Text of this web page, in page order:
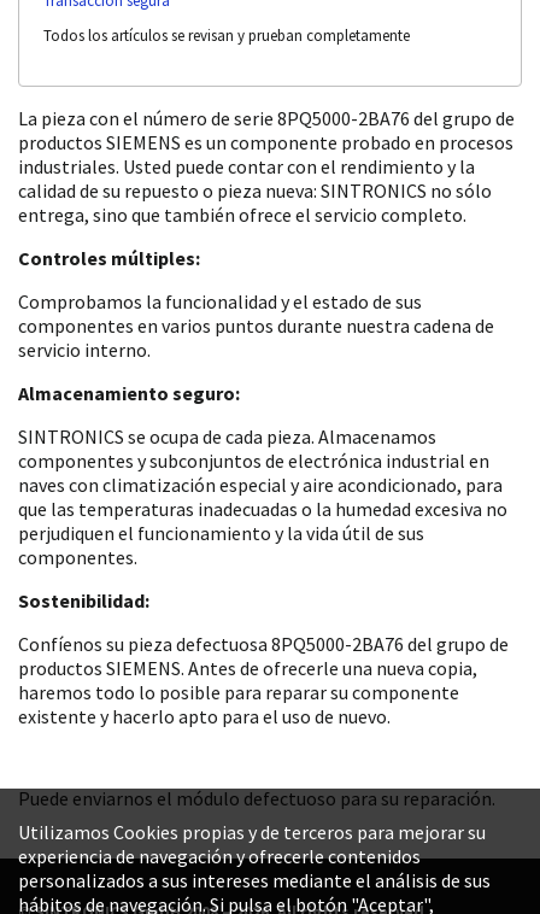
Todos los artículos se revisan y prueban completamente
La pieza con el número de serie 8PQ5000-2BA76 del grupo de
productos SIEMENS es un componente probado en procesos
industriales. Usted puede contar con el rendimiento y la
calidad de su repuesto o pieza nueva: SINTRONICS no sólo
entrega, sino que también ofrece el servicio completo.
Controles múltiples:
Comprobamos la funcionalidad y el estado de sus
componentes en varios puntos durante nuestra cadena de
servicio interno.
Almacenamiento seguro:
SINTRONICS se ocupa de cada pieza. Almacenamos
componentes y subconjuntos de electrónica industrial en
naves con climatización especial y aire acondicionado, para
que las temperaturas inadecuadas o la humedad excesiva no
perjudiquen el funcionamiento y la vida útil de sus
componentes.
Sostenibilidad:
Confíenos su pieza defectuosa 8PQ5000-2BA76 del grupo de
productos SIEMENS. Antes de ofrecerle una nueva copia,
haremos todo lo posible para reparar su componente
existente y hacerlo apto para el uso de nuevo.
Puede enviarnos el módulo defectuoso para su reparación.
Utilizamos Cookies propias y de terceros para mejorar su
experiencia de navegación y ofrecerle contenidos
personalizados a sus intereses mediante el análisis de sus
hábitos de navegación. Si pulsa el botón "Aceptar",